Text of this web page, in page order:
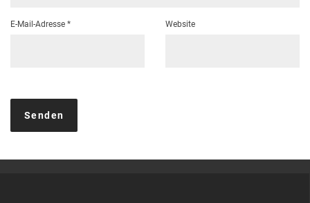
E-Mail-Adresse * Website